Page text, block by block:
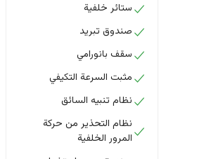
ستائر خلفية
صندوق تبريد
سقف بانورامي
مثبت السرعة التكيفي
نظام تنبيه السائق
نظام التحذير من حركة
المرور الخلفية